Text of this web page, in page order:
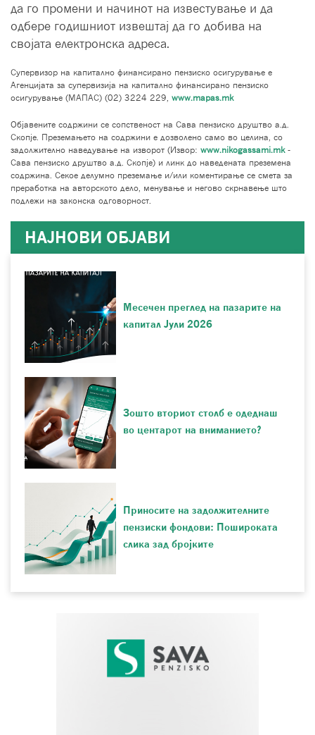
да го промени и начинот на известување и да
одбере годишниот извештај да го добива на
својата електронска адреса.
Супервизор на капитално финансирано пензиско осигурување е
Агенцијата за супервизија на капитално финансирано пензиско
осигурување (МАПАС) (02) 3224 229, www.mapas.mk
Објавените содржини се сопственост на Сава пензиско друштво а.д.
Скопје. Преземањето на содржини е дозволено само во целина, со
задолжително наведување на изворот (Извор: www.nikogassami.mk-
Сава пензиско друштво а.д. Скопје) и линк до наведената преземена
содржина. Секое делумно преземање и/или коментирање се смета за
преработка на авторското дело, менување и негово скрнавење што
подлежи на законска одговорност.
НАЈНОВИ ОБЈАВИ
Месечен преглед на пазарите на
капитал Јули 2026
Зошто вториот столб е одеднаш
во центарот на вниманието?
Приносите на задолжителните
пензиски фондови: Пошироката
слика зад бројките